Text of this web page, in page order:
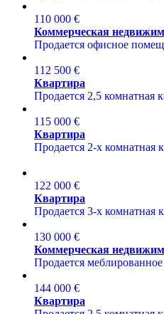
110 000 €
Коммерческая
Продается офисное
112 500 €
Квартира
Продается 2,5 комнатная
115 000 €
Квартира
Продается 2-х комнатная
122 000 €
Квартира
Продается 3-х комнатная
130 000 €
Коммерческая
Продается
144 000 €
Квартира